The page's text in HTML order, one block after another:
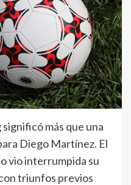
más que una
Diego Martínez. El
vio interrumpida su
triunfos previos